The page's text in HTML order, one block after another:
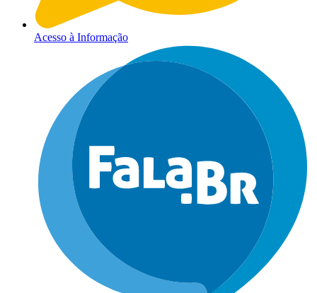
Acesso à Informação